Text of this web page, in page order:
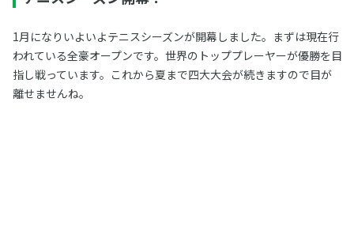
1月になりいよいよテニスシーズンが開幕しました。まずは現在行
われている全豪オープンです。世界のトッププレーヤーが優勝を目
指し戦っています。これから夏まで四大大会が続きますので目が
離せませんね。